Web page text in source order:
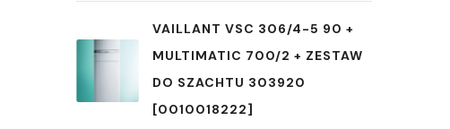
VAILLANT VSC 306/4-5 90 +
MULTIMATIC 700/2 + ZESTAW
DO SZACHTU 303920
[0010018222]